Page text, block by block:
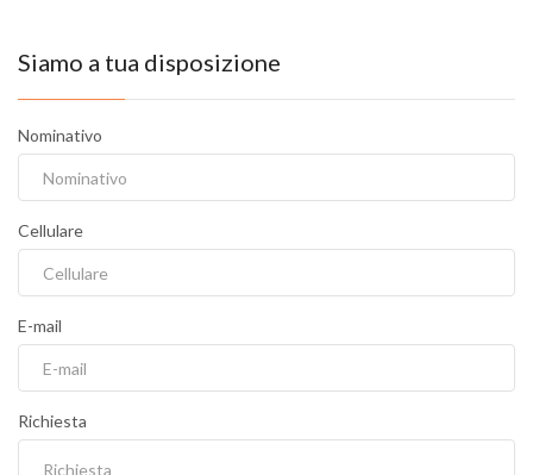
Siamo a tua disposizione
Nominativo
Cellulare
E-mail
Richiesta